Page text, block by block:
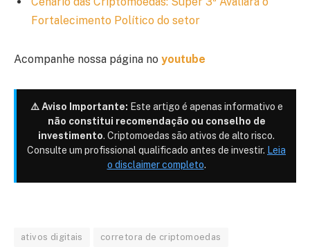
Fortalecimento Político do setor
Acompanhe nossa página no youtube
⚠️ Aviso Importante: Este artigo é apenas informativo e
não constitui recomendação ou conselho de
investimento. Criptomoedas são ativos de alto risco.
Consulte um profissional qualificado antes de investir. Leia
o disclaimer completo.
ativos digitais corretora de criptomoedas